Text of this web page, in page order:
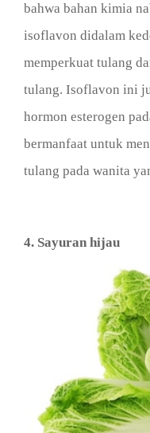
bahwa bahan kimia
isoflavon didalam
memperkuat tulang
tulang. Isoflavon ini
hormon esterogen
bermanfaat untuk
tulang pada wanita
4. Sayuran hijau